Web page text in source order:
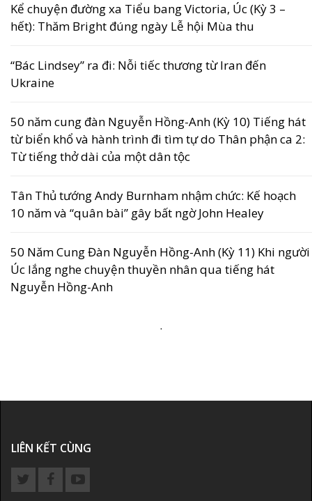
Kể chuyện đường xa Tiểu bang Victoria, Úc (Kỳ 3 –
hết): Thăm Bright đúng ngày Lễ hội Mùa thu
“Bác Lindsey” ra đi: Nỗi tiếc thương từ Iran đến
Ukraine
50 năm cung đàn Nguyễn Hồng-Anh (Kỳ 10) Tiếng hát
từ biển khổ và hành trình đi tìm tự do Thân phận ca 2:
Từ tiếng thở dài của một dân tộc
Tân Thủ tướng Andy Burnham nhậm chức: Kế hoạch
10 năm và “quân bài” gây bất ngờ John Healey
50 Năm Cung Đàn Nguyễn Hồng-Anh (Kỳ 11) Khi người
Úc lắng nghe chuyện thuyền nhân qua tiếng hát
Nguyễn Hồng-Anh
.
LIÊN KẾT CÙNG